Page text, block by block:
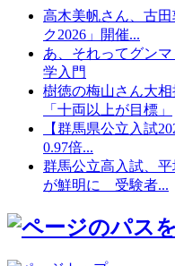
高木美帆さん、古
ク2026」開催...
あ、それってグン
学入門
樹徳の梅山さん大
「十両以上が目標」
【群馬県公立入試
0.97倍...
群馬公立高入試、
が鮮明に 受験者...